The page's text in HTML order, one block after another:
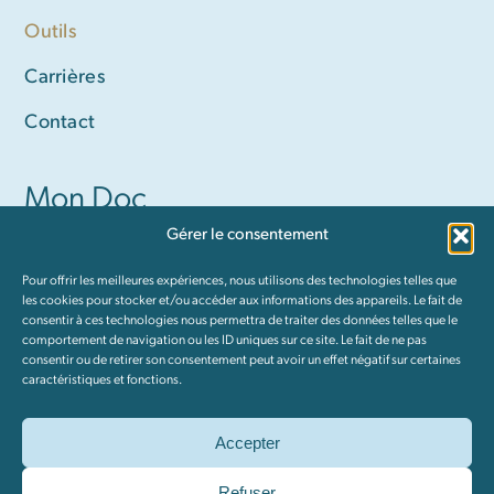
Gérer le consentement
Pour offrir les meilleures expériences, nous utilisons des technologies telles que
les cookies pour stocker et/ou accéder aux informations des appareils. Le fait de
consentir à ces technologies nous permettra de traiter des données telles que le
comportement de navigation ou les ID uniques sur ce site. Le fait de ne pas
consentir ou de retirer son consentement peut avoir un effet négatif sur certaines
caractéristiques et fonctions.
Accepter
Outils
Carrières
Contact
Mon Doc
Communiquer avec mon médecin (membres
PREMIUM seulement)
Conditions et modalités
Tous droits réservés © 2026 Mon Doc | Fait avec ❤️ par